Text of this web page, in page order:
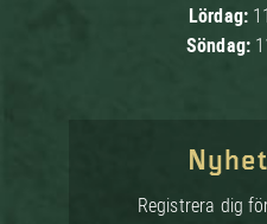
Lördag:
Söndag:
Registrera dig